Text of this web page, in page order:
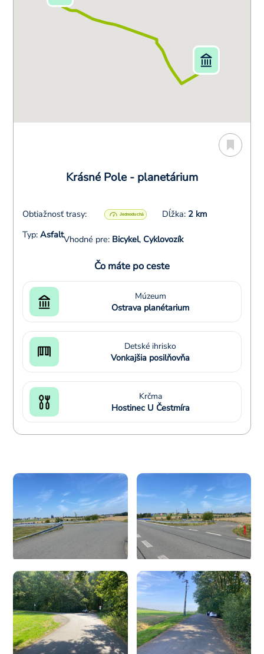
Krásné Pole - planetárium
Obtiažnosť trasy: Dĺžka: 2 km
Typ: AsfaltVhodné pre: Bicykel, Cyklovozík
Čo máte po ceste
Múzeum
Ostrava planétarium
Detské ihrisko
Vonkajšia posilňovňa
Krčma
Hostinec U Čestmíra